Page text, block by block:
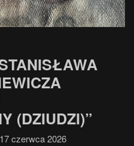
(DZIUDZI)”
17 czerwca 2026